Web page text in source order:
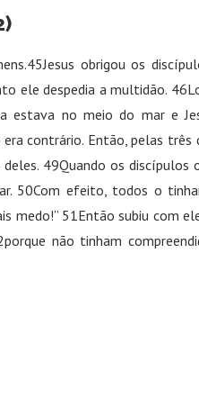
obrigou os
ele despedia a multidão.
estava no meio do mar e
contrário. Então, pelas
49Quando os discípulos
50Com efeito, todos o
medo!” 51Então subiu com
não tinham